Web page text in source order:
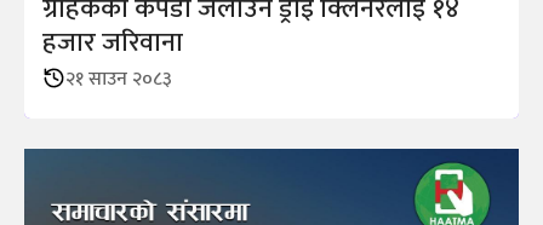
हजार जरिवाना
२१ साउन २०८३